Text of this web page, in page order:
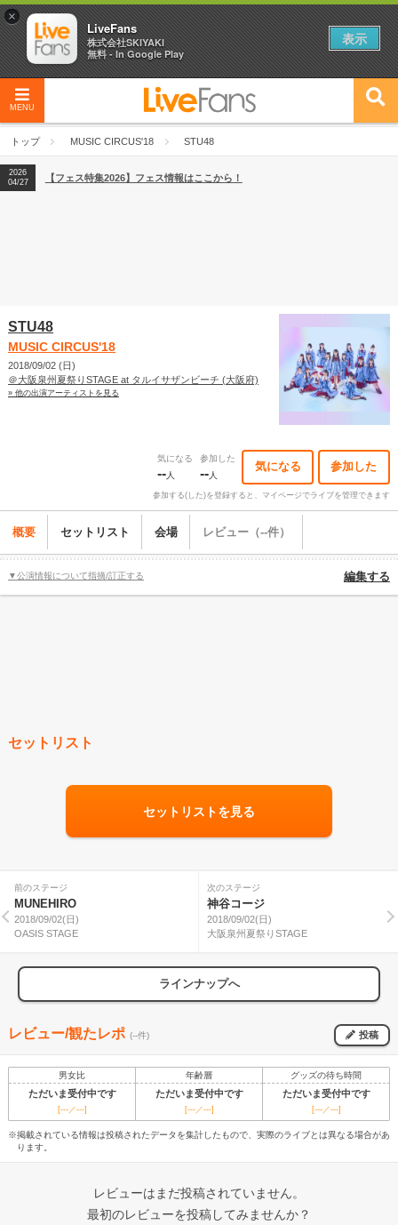
MENU
トップ MUSIC CIRCUS'18 STU48
2026
04/27
2026
【ライブ動員ランキング】2026年上半期編発表！
2026
04/27
【フェス特集2026】フェス情報はここから！
STU48
MUSIC CIRCUS'18
2018/09/02 (日)
＠大阪泉州夏祭りSTAGE at タルイサザンビーチ (大阪府)
» 他の出演アーティストを見る
気になる
--人
参加した
--人
気になる 参加した
参加する(した)を登録すると、マイページでライブを管理できます
概要 セットリスト 会場 レビュー（--件）
▼公演情報について指摘/訂正する 編集する
セットリスト
セットリストを見る
前のステージ
MUNEHIRO
2018/09/02(日)
OASIS STAGE
次のステージ
神谷コージ
2018/09/02(日)
大阪泉州夏祭りSTAGE
ラインナップへ
レビュー/観たレポ (--件) 投稿
男女比 年齢層 グッズの待ち時間
ただいま受付中です ただいま受付中です ただいま受付中です
[---／---] [---／---] [---／---]
※掲載されている情報は投稿されたデータを集計したもので、実際のライブとは異なる場合があ
ります。
レビューはまだ投稿されていません。
最初のレビューを投稿してみませんか？
×
LiveFans
株式会社SKIYAKI
無料 - In Google Play
表示